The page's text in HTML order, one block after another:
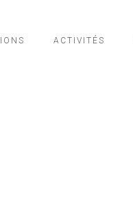
ACTIVITÉS